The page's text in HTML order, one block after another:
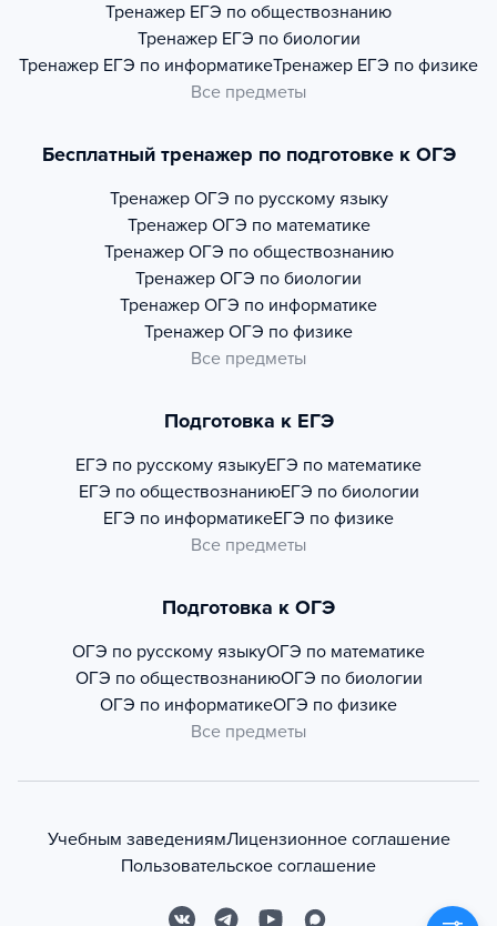
Тренажер ЕГЭ по обществознанию
Тренажер ЕГЭ по биологии
Тренажер ЕГЭ по информатикеТренажер ЕГЭ по физике
Все предметы
Бесплатный тренажер по подготовке к ОГЭ
Тренажер ОГЭ по русскому языку
Тренажер ОГЭ по математике
Тренажер ОГЭ по обществознанию
Тренажер ОГЭ по биологии
Тренажер ОГЭ по информатике
Тренажер ОГЭ по физике
Все предметы
Подготовка к ЕГЭ
ЕГЭ по русскому языкуЕГЭ по математике
ЕГЭ по обществознаниюЕГЭ по биологии
ЕГЭ по информатикеЕГЭ по физике
Все предметы
Подготовка к ОГЭ
ОГЭ по русскому языкуОГЭ по математике
ОГЭ по обществознаниюОГЭ по биологии
ОГЭ по информатикеОГЭ по физике
Все предметы
Учебным заведениямЛицензионное соглашение
Пользовательское соглашение